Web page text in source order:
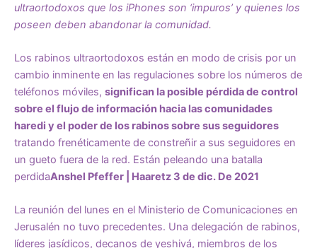
ultraortodoxos que los iPhones son ‘impuros’ y quienes los
poseen deben abandonar la comunidad.
Los rabinos ultraortodoxos están en modo de crisis por un
cambio inminente en las regulaciones sobre los números de
teléfonos móviles, significan la posible pérdida de control
sobre el flujo de información hacia las comunidades
haredi y el poder de los rabinos sobre sus seguidores
tratando frenéticamente de constreñir a sus seguidores en
un gueto fuera de la red. Están peleando una batalla
perdidaAnshel Pfeffer | Haaretz 3 de dic. De 2021
La reunión del lunes en el Ministerio de Comunicaciones en
Jerusalén no tuvo precedentes. Una delegación de rabinos,
líderes jasídicos, decanos de yeshivá, miembros de los